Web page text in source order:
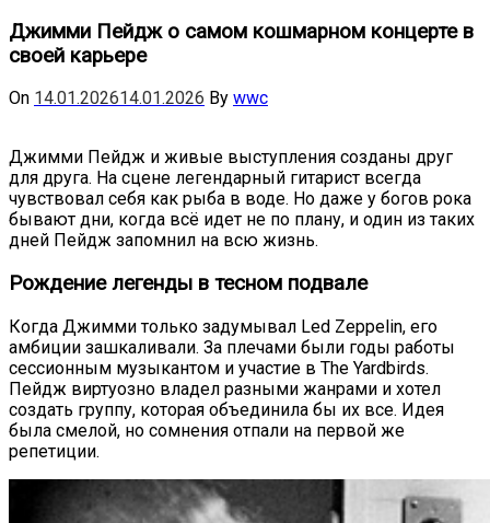
Джимми Пейдж о самом кошмарном концерте в
своей карьере
On 14.01.202614.01.2026 By wwc
Джимми Пейдж и живые выступления созданы друг
для друга. На сцене легендарный гитарист всегда
чувствовал себя как рыба в воде. Но даже у богов рока
бывают дни, когда всё идет не по плану, и один из таких
дней Пейдж запомнил на всю жизнь.
Рождение легенды в тесном подвале
Когда Джимми только задумывал Led Zeppelin, его
амбиции зашкаливали. За плечами были годы работы
сессионным музыкантом и участие в The Yardbirds.
Пейдж виртуозно владел разными жанрами и хотел
создать группу, которая объединила бы их все. Идея
была смелой, но сомнения отпали на первой же
репетиции.